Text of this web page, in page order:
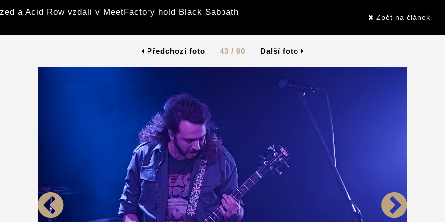
a Acid Row vzdali v MeetFactory hold Black Sabbath
Zpět na článek
Předchozí foto 43 / 60 Další foto